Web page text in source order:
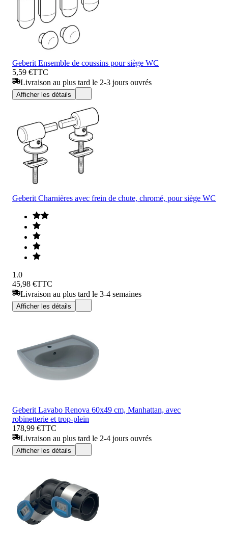
Geberit Ensemble de coussins pour siège WC
5,59 €TTC
Livraison au plus tard le 2-3 jours ouvrés
Afficher les détails
Geberit Charnières avec frein de chute, chromé, pour siège WC
1.0
45,98 €TTC
Livraison au plus tard le 3-4 semaines
Afficher les détails
Geberit Lavabo Renova 60x49 cm, Manhattan, avec
robinetterie et trop-plein
178,99 €TTC
Livraison au plus tard le 2-4 jours ouvrés
Afficher les détails